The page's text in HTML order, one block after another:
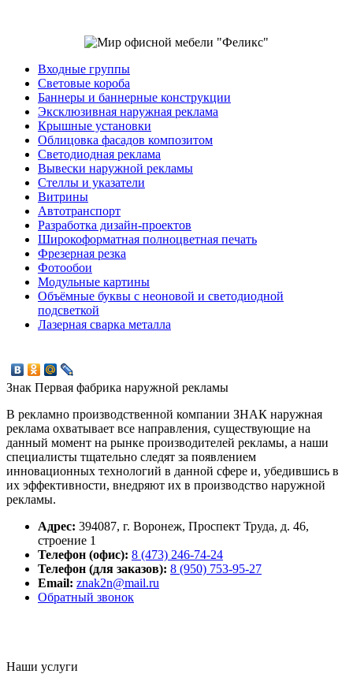
Входные группы
Световые короба
Баннеры и баннерные конструкции
Эксклюзивная наружная реклама
Крышные установки
Облицовка фасадов композитом
Светодиодная реклама
Вывески наружной рекламы
Стеллы и указатели
Витрины
Автотранспорт
Разработка дизайн-проектов
Широкоформатная полноцветная печать
Фрезерная резка
Фотообои
Модульные картины
Объёмные буквы с неоновой и светодиодной
подсветкой
Лазерная сварка металла
Знак Первая фабрика наружной рекламы
В рекламно производственной компании ЗНАК наружная
реклама охватывает все направления, существующие на
данный момент на рынке производителей рекламы, а наши
специалисты тщательно следят за появлением
инновационных технологий в данной сфере и, убедившись в
их эффективности, внедряют их в производство наружной
рекламы.
Адрес: 394087, г. Воронеж, Проспект Труда, д. 46,
строение 1
Телефон (офис): 8 (473) 246-74-24
Телефон (для заказов): 8 (950) 753-95-27
Email: znak2n@mail.ru
Обратный звонок
Наши услуги